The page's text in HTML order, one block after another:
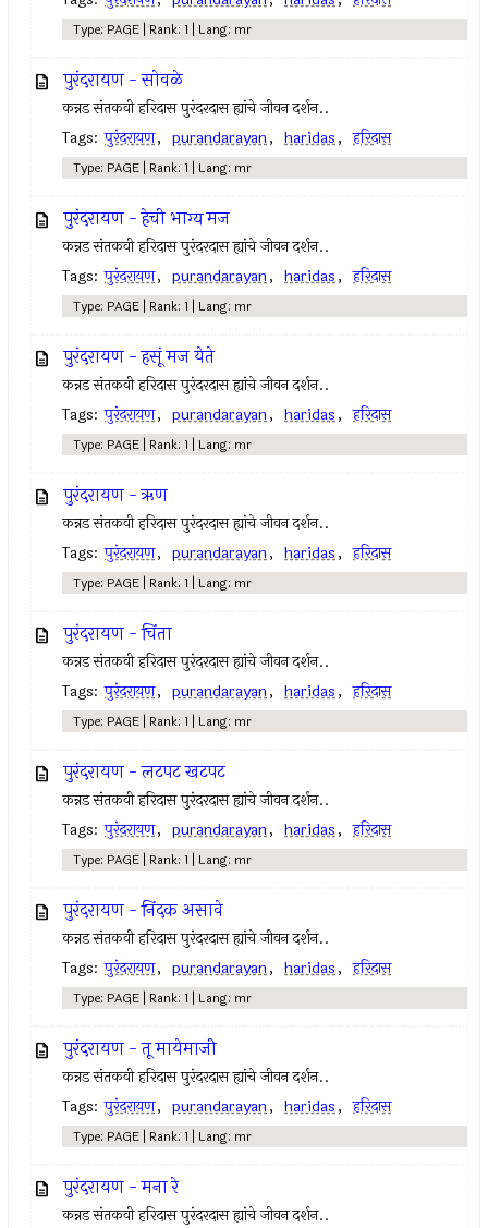
Type: PAGE | Rank: 1 | Lang: mr
पुरंदरायण - सोवळे
कन्नड संतकवी हरिदास पुरंदरदास ह्यांचे जीवन दर्शन..
Tags: पुरंदरायण, purandarayan, haridas, हरिदास
Type: PAGE | Rank: 1 | Lang: mr
पुरंदरायण - हेची भाग्य मज
कन्नड संतकवी हरिदास पुरंदरदास ह्यांचे जीवन दर्शन..
Tags: पुरंदरायण, purandarayan, haridas, हरिदास
Type: PAGE | Rank: 1 | Lang: mr
पुरंदरायण - हसूं मज येते
कन्नड संतकवी हरिदास पुरंदरदास ह्यांचे जीवन दर्शन..
Tags: पुरंदरायण, purandarayan, haridas, हरिदास
Type: PAGE | Rank: 1 | Lang: mr
पुरंदरायण - ऋण
कन्नड संतकवी हरिदास पुरंदरदास ह्यांचे जीवन दर्शन..
Tags: पुरंदरायण, purandarayan, haridas, हरिदास
Type: PAGE | Rank: 1 | Lang: mr
पुरंदरायण - चिंता
कन्नड संतकवी हरिदास पुरंदरदास ह्यांचे जीवन दर्शन..
Tags: पुरंदरायण, purandarayan, haridas, हरिदास
Type: PAGE | Rank: 1 | Lang: mr
पुरंदरायण - लटपट खटपट
कन्नड संतकवी हरिदास पुरंदरदास ह्यांचे जीवन दर्शन..
Tags: पुरंदरायण, purandarayan, haridas, हरिदास
Type: PAGE | Rank: 1 | Lang: mr
पुरंदरायण - निंदक असावे
कन्नड संतकवी हरिदास पुरंदरदास ह्यांचे जीवन दर्शन..
Tags: पुरंदरायण, purandarayan, haridas, हरिदास
Type: PAGE | Rank: 1 | Lang: mr
पुरंदरायण - तू मायेमाजी
कन्नड संतकवी हरिदास पुरंदरदास ह्यांचे जीवन दर्शन..
Tags: पुरंदरायण, purandarayan, haridas, हरिदास
Type: PAGE | Rank: 1 | Lang: mr
पुरंदरायण - मना रे
कन्नड संतकवी हरिदास पुरंदरदास ह्यांचे जीवन दर्शन..